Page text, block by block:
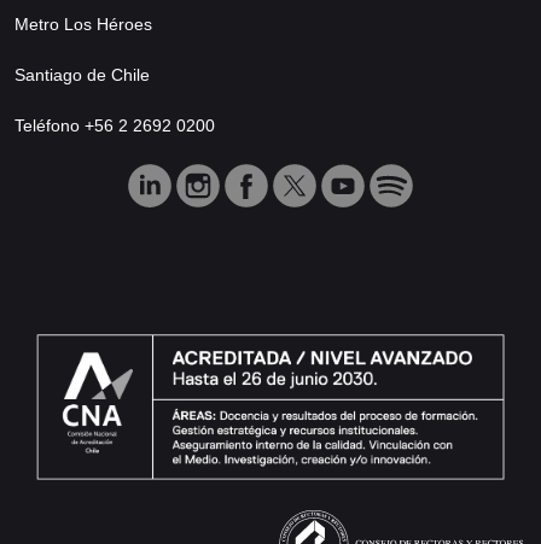
Metro Los Héroes
Santiago de Chile
Teléfono +56 2 2692 0200